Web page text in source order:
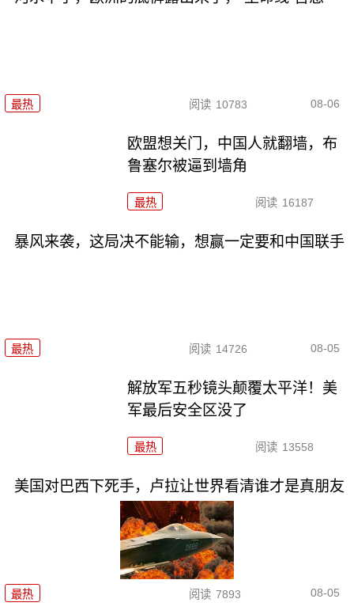
最热 阅读 10783 08-06
欧盟想关门，中国人就翻墙，布
鲁塞尔被逼到墙角
最热 阅读 16187
暴风来袭，这局决不能输，想赢一定要和中国联手
最热 阅读 14726 08-05
解放军五秒镜头颠覆太平洋！美
军最后安全区没了
最热 阅读 13558
美国对巴西下死手，卢拉让世界看清谁才是真朋友
最热 阅读 7893 08-05